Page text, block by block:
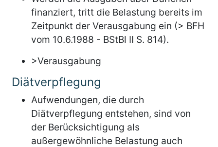
finanziert, tritt die Belastung bereits im
Zeitpunkt der Verausgabung ein (> BFH
vom 10.6.1988 - BStBl II S. 814).
>Verausgabung
Diätverpflegung
Aufwendungen, die durch
Diätverpflegung entstehen, sind von
der Berücksichtigung als
außergewöhnliche Belastung auch